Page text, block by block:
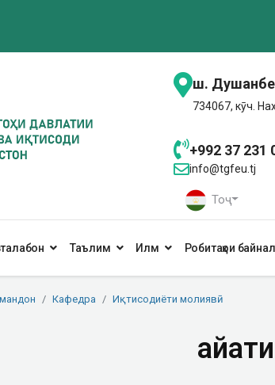
ш. Душанбе
734067, кӯч.
+992 37 231
info@tgfeu.tj
Тоҷ
Таълим Илм Робитаҳои
Кафедра Иқтисодиёти молиявӣ